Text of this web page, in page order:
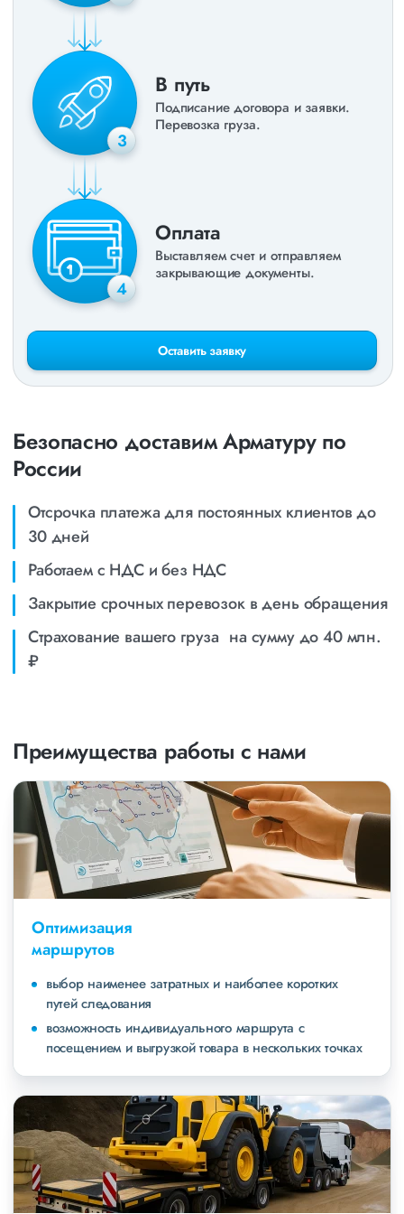
3
В путь
Подписание договора и заявки.
Перевозка груза.
4
Оплата
Выставляем счет и отправляем
закрывающие документы.
Оставить заявку
Безопасно доставим Арматуру по
России
Отсрочка платежа для постоянных клиентов до
30 дней
Работаем с НДС и без НДС
Закрытие срочных перевозок в день обращения
Страхование вашего груза на сумму до 40 млн.
₽
Преимущества работы с нами
Оптимизация
маршрутов
выбор наименее затратных и наиболее коротких
путей следования
возможность индивидуального маршрута с
посещением и выгрузкой товара в нескольких точках